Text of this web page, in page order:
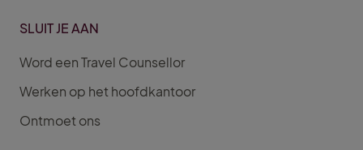
SLUIT JE AAN
Word een Travel Counsellor
Werken op het hoofdkantoor
Ontmoet ons